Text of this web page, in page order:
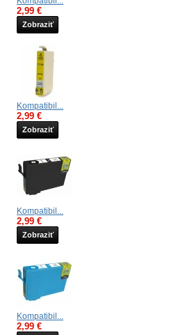
2,99 €
Zobraziť
Kompatibil...
2,99 €
Zobraziť
Kompatibil...
2,99 €
Zobraziť
Kompatibil...
2,99 €